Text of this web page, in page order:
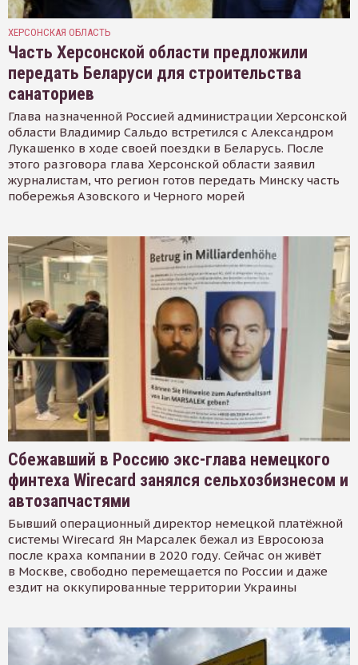
ХЕРСОНСКАЯ ОБЛАСТЬ
Часть Херсонской области предложили
передать Беларуси для строительства
санаториев
Глава назначенной Россией администрации Херсонской
области Владимир Сальдо встретился с Александром
Лукашенко в ходе своей поездки в Беларусь. После
этого разговора глава Херсонской области заявил
журналистам, что регион готов передать Минску часть
побережья Азовского и Черного морей
Сбежавший в Россию экс-глава немецкого
финтеха Wirecard занялся сельхозбизнесом и
автозапчастями
Бывший операционный директор немецкой платёжной
системы Wirecard Ян Марсалек бежал из Евросоюза
после краха компании в 2020 году. Сейчас он живёт
в Москве, свободно перемещается по России и даже
ездит на оккупированные территории Украины